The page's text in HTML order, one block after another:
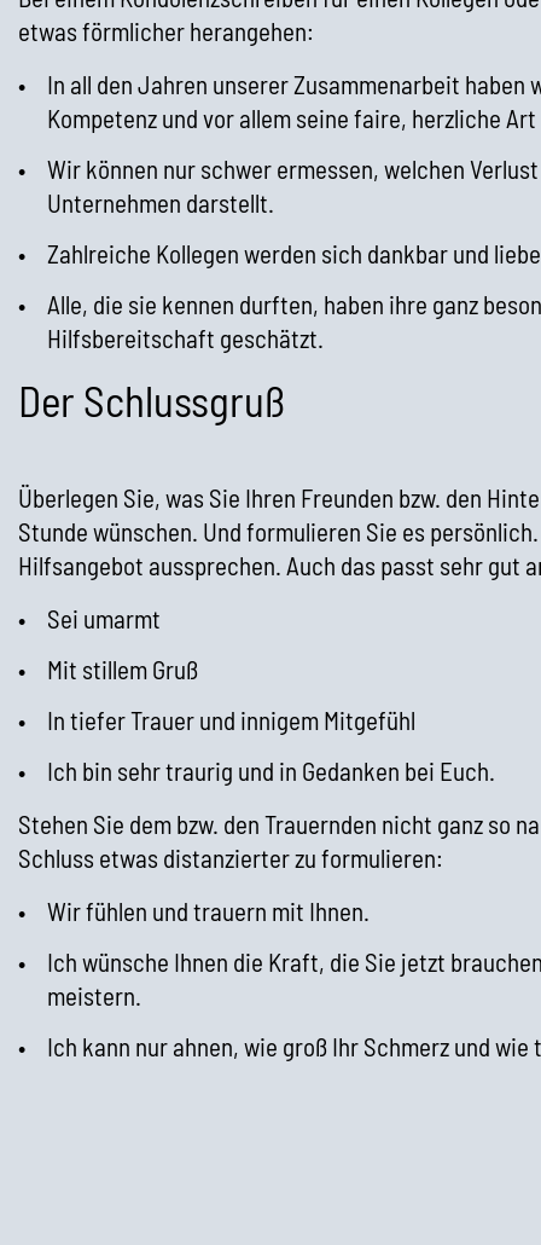
etwas förmlicher herangehen:
In all den Jahren unserer Zusammenarbeit haben
Kompetenz und vor allem seine faire, herzliche
Wir können nur schwer ermessen, welchen
Unternehmen darstellt.
Zahlreiche Kollegen werden sich dankbar und
Alle, die sie kennen durften, haben ihre ganz
Hilfsbereitschaft geschätzt.
Der Schlussgruß
Überlegen Sie, was Sie Ihren Freunden bzw. den
Stunde wünschen. Und formulieren Sie es
Hilfsangebot aussprechen. Auch das passt sehr gut
Sei umarmt
Mit stillem Gruß
In tiefer Trauer und innigem Mitgefühl
Ich bin sehr traurig und in Gedanken bei Euch.
Stehen Sie dem bzw. den Trauernden nicht ganz so
Schluss etwas distanzierter zu formulieren:
Wir fühlen und trauern mit Ihnen.
Ich wünsche Ihnen die Kraft, die Sie jetzt
meistern.
Ich kann nur ahnen, wie groß Ihr Schmerz und